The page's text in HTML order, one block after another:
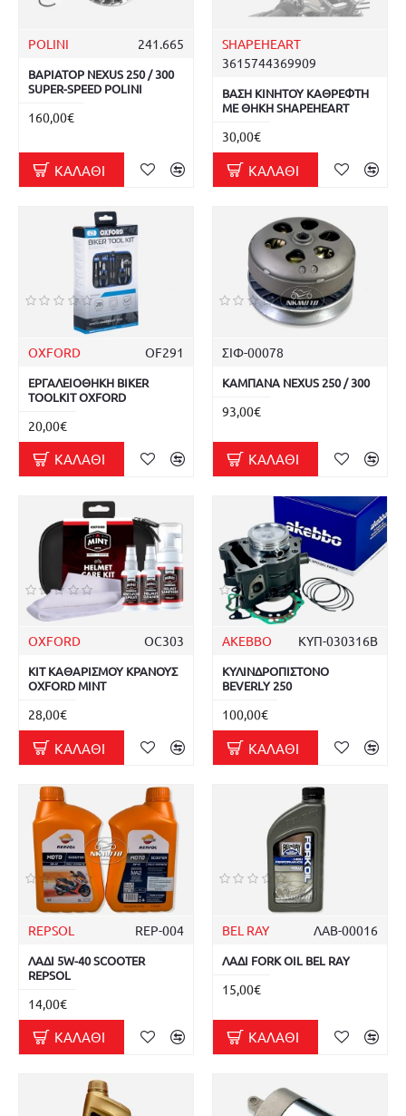
POLINI 241.665
ΒΑΡΙΑΤΟΡ NEXUS 250 / 300
SUPER-SPEED POLINI
160,00€
ΚΑΛΆΘΙ
SHAPEHEART
3615744369909
ΒΑΣΗ ΚΙΝΗΤΟΥ ΚΑΘΡΕΦΤΗ
ΜΕ ΘΗΚΗ SHAPEHEART
30,00€
ΚΑΛΆΘΙ
OXFORD OF291
ΕΡΓΑΛΕΙΟΘΗΚΗ BIKER
TOOLKIT OXFORD
20,00€
ΚΑΛΆΘΙ
ΣΙΦ-00078
ΚΑΜΠΑΝΑ NEXUS 250 / 300
93,00€
ΚΑΛΆΘΙ
OXFORD OC303
ΚΙΤ ΚΑΘΑΡΙΣΜΟΥ ΚΡΑΝΟΥΣ
OXFORD MINT
28,00€
ΚΑΛΆΘΙ
AKEBBO ΚΥΠ-030316B
ΚΥΛΙΝΔΡΟΠΙΣΤΟΝΟ
BEVERLY 250
100,00€
ΚΑΛΆΘΙ
REPSOL REP-004
ΛΑΔΙ 5W-40 SCOOTER
REPSOL
14,00€
ΚΑΛΆΘΙ
BEL RAY ΛΑΒ-00016
ΛΑΔΙ FORK OIL BEL RAY
15,00€
ΚΑΛΆΘΙ